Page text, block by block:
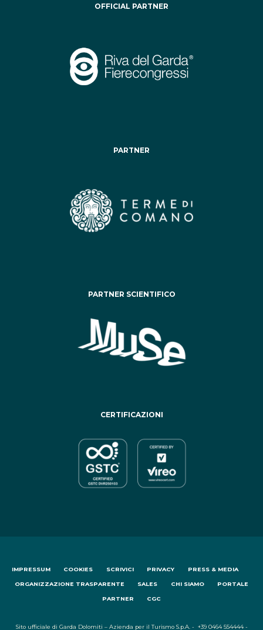
OFFICIAL PARTNER
PARTNER
PARTNER SCIENTIFICO
CERTIFICAZIONI
IMPRESSUM COOKIES SCRIVICI PRIVACY PRESS & MEDIA
ORGANIZZAZIONE TRASPARENTE SALES CHI SIAMO PORTALE
PARTNER CGC
Sito ufficiale di Garda Dolomiti – Azienda per il Turismo S.p.A. - +39 0464 554444 -